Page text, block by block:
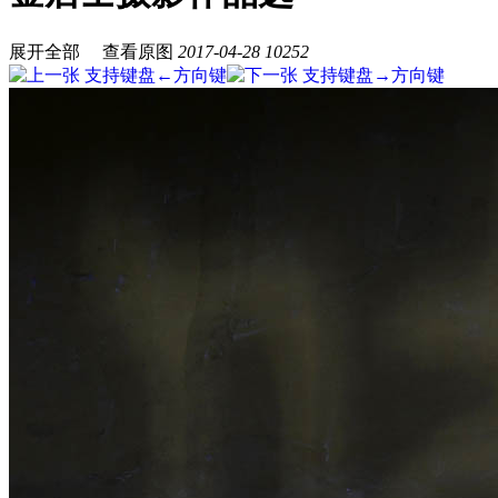
展开全部 查看原图 2017-04-28 10252